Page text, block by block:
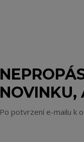
NOVINKU,
Po potvrzení e-mailu k